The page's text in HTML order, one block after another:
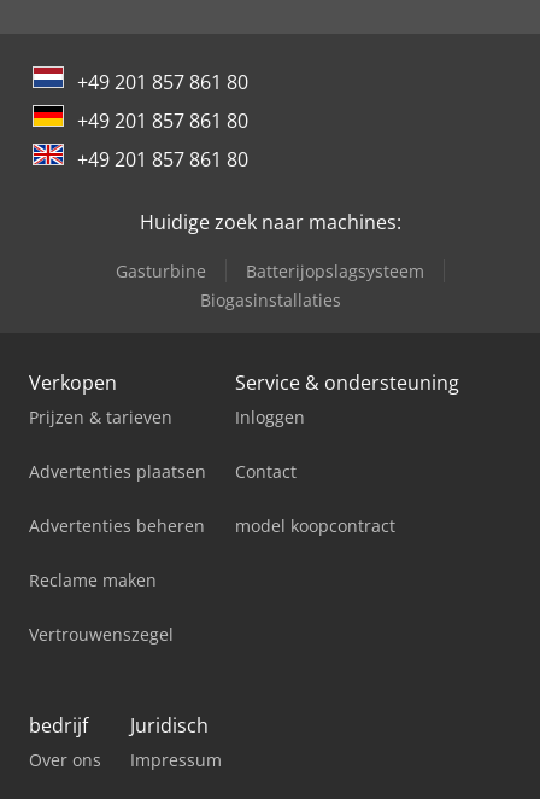
+49 201 857 861 80
+49 201 857 861 80
+49 201 857 861 80
Huidige zoek naar machines:
Gasturbine
Batterijopslagsysteem
Biogasinstallaties
Verkopen
Prijzen & tarieven
Advertenties plaatsen
Advertenties beheren
Reclame maken
Vertrouwenszegel
Service & ondersteuning
Inloggen
Contact
model koopcontract
bedrijf
Over ons
Juridisch
Impressum